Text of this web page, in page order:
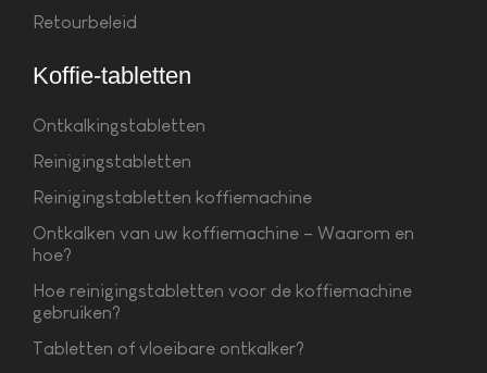
Retourbeleid
Koffie-tabletten
Ontkalkingstabletten
Reinigingstabletten
Reinigingstabletten koffiemachine
Ontkalken van uw koffiemachine – Waarom en
hoe?
Hoe reinigingstabletten voor de koffiemachine
gebruiken?
Tabletten of vloeibare ontkalker?